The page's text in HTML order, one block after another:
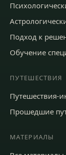
Подход к
Обучение
ПУТЕШЕСТВИЯ
Путешествия-
Прошедшие
МАТЕРИАЛЫ